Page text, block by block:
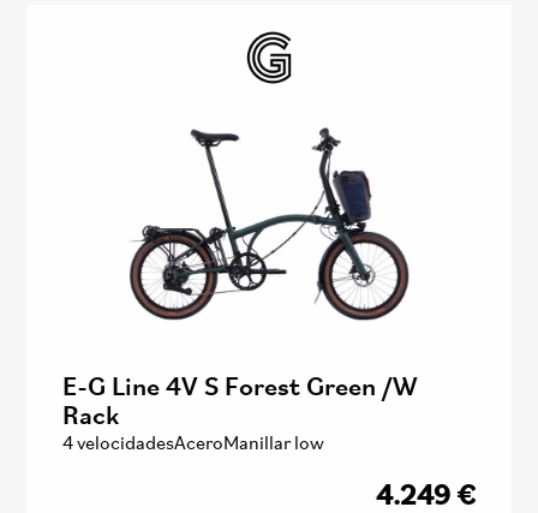
E-G Line 4V S Forest Green /W
Rack
4 velocidadesAceroManillar low
4.249 €